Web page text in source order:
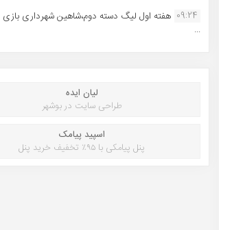
09:24 هفته اول لیگ دسته دوم،شاهین شهرداری بازی
...
لیان ایده
طراحی سایت در بوشهر
اسپید پیامک
پنل پیامکی با ۹۵٪ تخفیف خرید پنل